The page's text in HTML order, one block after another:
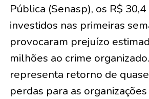
Pública (Senasp), os R$
investidos nas primeiras
provocaram prejuízo
milhões ao crime
representa retorno de
perdas para as